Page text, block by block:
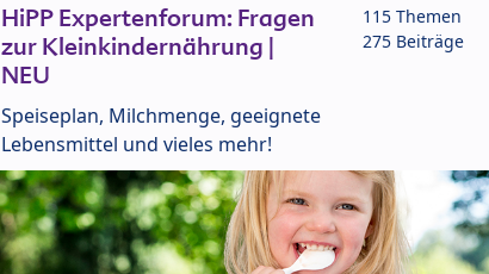
HiPP Expertenforum: Fragen
zur Kleinkindernährung |
NEU
Speiseplan, Milchmenge, geeignete
Lebensmittel und vieles mehr!
115 Themen
275 Beiträge